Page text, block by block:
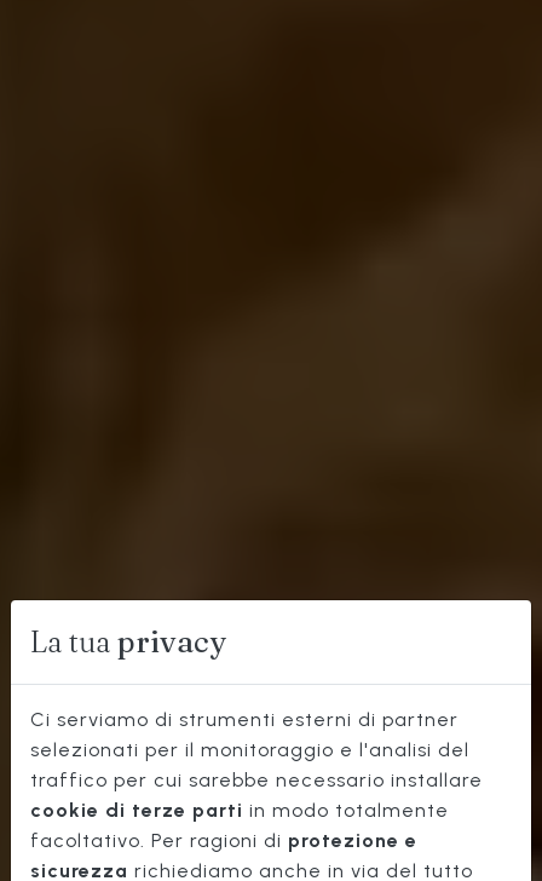
MIGLIOR
OSTERIA
La tua privacy
Ci serviamo di strumenti esterni di partner
selezionati per il monitoraggio e l'analisi del
traffico per cui sarebbe necessario installare
cookie di terze parti in modo totalmente
facoltativo. Per ragioni di protezione e
sicurezza richiediamo anche in via del tutto